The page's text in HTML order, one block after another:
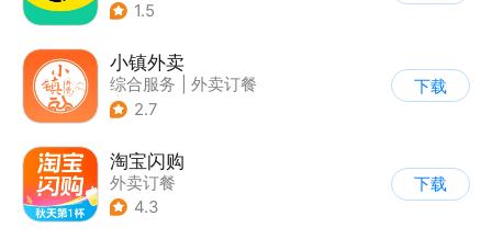
1.5
小镇外卖
综合服务
外卖订餐
| 同城配送
2.7
下载
淘宝闪购
外卖订餐
4.3
下载